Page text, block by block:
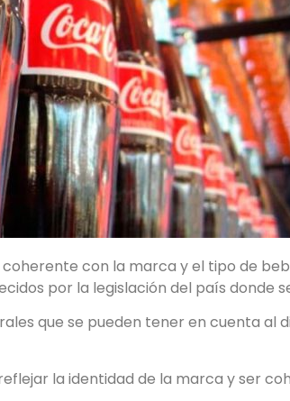
con la marca y el tipo de
por la legislación del país donde
que se pueden tener en cuenta al
la identidad de la marca y ser